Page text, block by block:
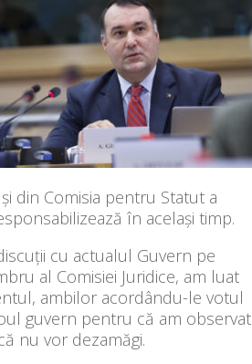
din Comisia pentru Statut a
în același timp.
cu actualul Guvern pe
al Comisiei Juridice, am luat
ambilor acordându-le votul
guvern pentru că am observat
nu vor dezamăgi.